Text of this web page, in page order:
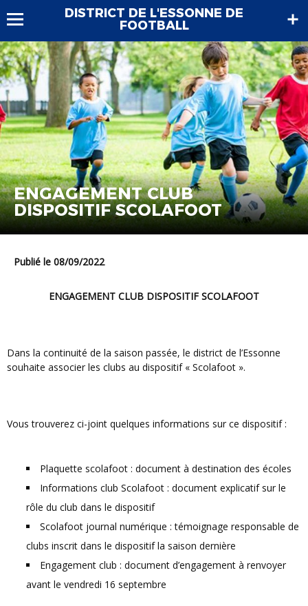
DISTRICT DE L'ESSONNE DE
FOOTBALL
ENGAGEMENT CLUB
DISPOSITIF SCOLAFOOT
Publié le 08/09/2022
ENGAGEMENT CLUB DISPOSITIF SCOLAFOOT
Dans la continuité de la saison passée, le district de l’Essonne
souhaite associer les clubs au dispositif « Scolafoot ».
Vous trouverez ci-joint quelques informations sur ce dispositif :
Plaquette scolafoot : document à destination des écoles
Informations club Scolafoot : document explicatif sur le
rôle du club dans le dispositif
Scolafoot journal numérique : témoignage responsable de
clubs inscrit dans le dispositif la saison dernière
Engagement club : document d’engagement à renvoyer
avant le vendredi 16 septembre